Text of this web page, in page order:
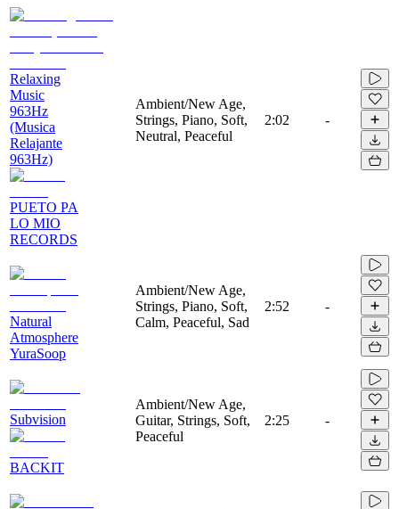
Relaxing
Music
963Hz
(Musica
Relajante
963Hz)
PUETO PA
LO MIO
RECORDS
Ambient/New Age,
Strings, Piano, Soft,
Neutral, Peaceful
2:02 -
Natural
Atmosphere
YuraSoop
Ambient/New Age,
Strings, Piano, Soft,
Calm, Peaceful, Sad
2:52 -
Subvision
BACKIT
Ambient/New Age,
Guitar, Strings, Soft,
Peaceful
2:25 -